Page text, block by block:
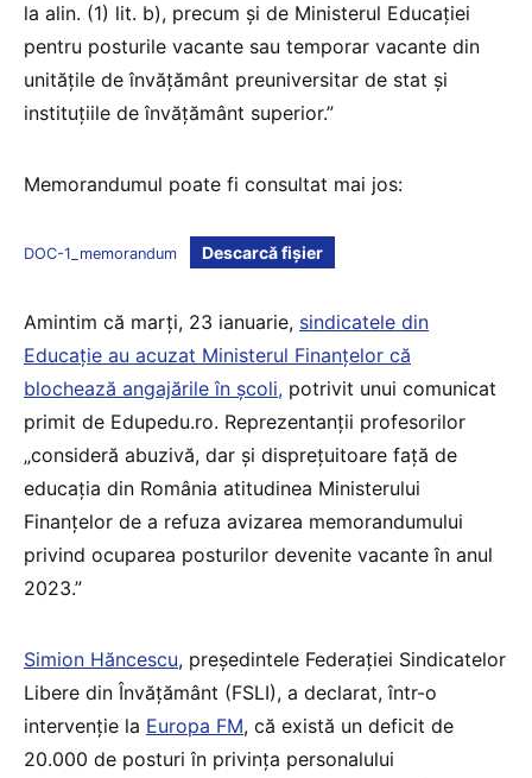
la alin. (1) lit. b), precum și de Ministerul Educației
pentru posturile vacante sau temporar vacante din
unitățile de învățământ preuniversitar de stat și
instituțiile de învățământ superior.”
Memorandumul poate fi consultat mai jos:
DOC-1_memorandum Descarcă fișier
Amintim că marți, 23 ianuarie, sindicatele din
Educație au acuzat Ministerul Finanțelor că
blochează angajările în școli, potrivit unui comunicat
primit de Edupedu.ro. Reprezentanții profesorilor
„consideră abuzivă, dar și disprețuitoare față de
educația din România atitudinea Ministerului
Finanțelor de a refuza avizarea memorandumului
privind ocuparea posturilor devenite vacante în anul
2023.”
Simion Hăncescu, președintele Federației Sindicatelor
Libere din Învățământ (FSLI), a declarat, într-o
intervenție la Europa FM, că există un deficit de
20.000 de posturi în privința personalului